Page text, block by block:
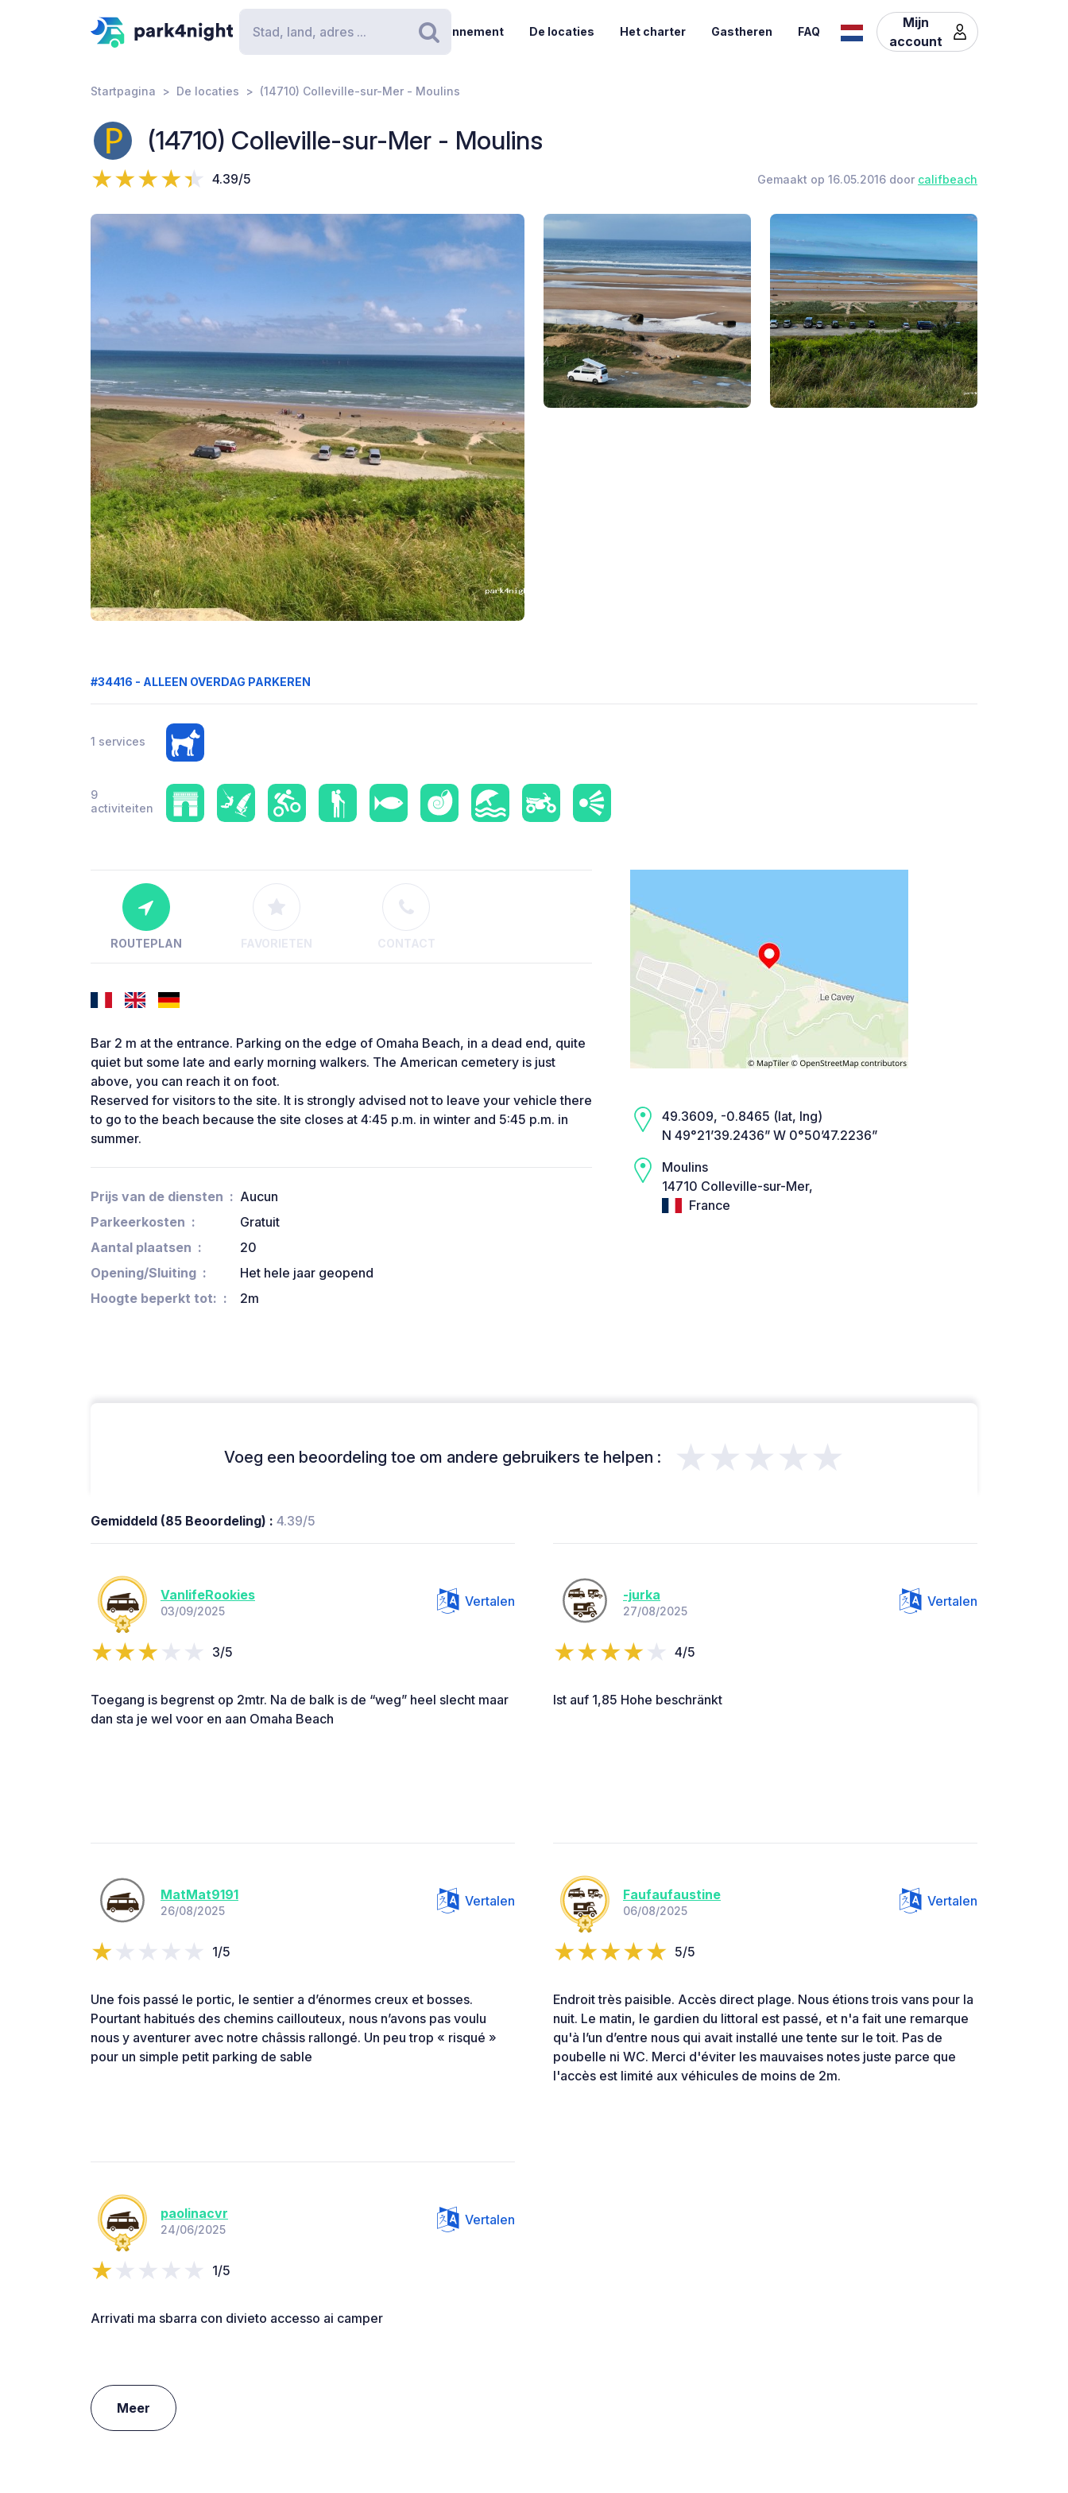
Zoeken
Abonnement De locaties Het charter Gastheren FAQ
Mijn
account
Startpagina De locaties (14710) Colleville-sur-Mer - Moulins
(14710) Colleville-sur-Mer - Moulins
4.39/5 Gemaakt op 16.05.2016 door califbeach
#34416 - ALLEEN OVERDAG PARKEREN
1 services
9
activiteiten
ROUTEPLAN FAVORIETEN CONTACT
Bar 2 m at the entrance. Parking on the edge of Omaha Beach, in a dead end, quite
quiet but some late and early morning walkers. The American cemetery is just
above, you can reach it on foot.
Reserved for visitors to the site. It is strongly advised not to leave your vehicle there
to go to the beach because the site closes at 4:45 p.m. in winter and 5:45 p.m. in
summer.
Prijs van de diensten
Aucun
Parkeerkosten
Gratuit
Aantal plaatsen
20
Opening/Sluiting
Het hele jaar geopend
Hoogte beperkt tot:
2m
49.3609, -0.8465 (lat, lng)
N 49°21’39.2436” W 0°50’47.2236”
Moulins
14710 Colleville-sur-Mer,
France
Voeg een beoordeling toe om andere gebruikers te helpen : ★★★★★
Gemiddeld (85 Beoordeling) : 4.39/5
VanlifeRookies
03/09/2025
Vertalen
3/5
Toegang is begrenst op 2mtr. Na de balk is de “weg” heel slecht maar
dan sta je wel voor en aan Omaha Beach
-jurka
27/08/2025
Vertalen
4/5
Ist auf 1,85 Hohe beschränkt
MatMat9191
26/08/2025
Vertalen
1/5
Une fois passé le portic, le sentier a d’énormes creux et bosses.
Pourtant habitués des chemins caillouteux, nous n’avons pas voulu
nous y aventurer avec notre châssis rallongé. Un peu trop « risqué »
pour un simple petit parking de sable
Faufaufaustine
06/08/2025
Vertalen
5/5
Endroit très paisible. Accès direct plage. Nous étions trois vans pour la
nuit. Le matin, le gardien du littoral est passé, et n'a fait une remarque
qu'à l’un d’entre nous qui avait installé une tente sur le toit. Pas de
poubelle ni WC. Merci d'éviter les mauvaises notes juste parce que
l'accès est limité aux véhicules de moins de 2m.
paolinacvr
24/06/2025
Vertalen
1/5
Arrivati ma sbarra con divieto accesso ai camper
Meer